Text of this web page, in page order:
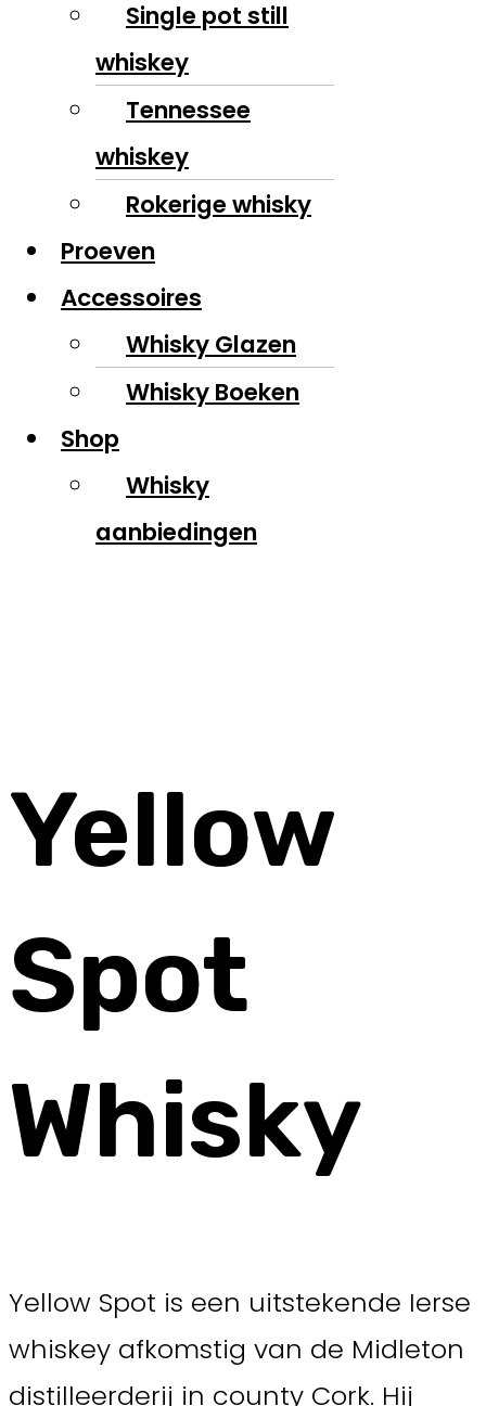
Single pot still
whiskey
Tennessee
whiskey
Rokerige whisky
Proeven
Accessoires
Whisky Glazen
Whisky Boeken
Shop
Whisky
aanbiedingen
Yellow
Spot
Whisky
Yellow Spot is een uitstekende Ierse
whiskey afkomstig van de Midleton
distilleerderij in county Cork. Hij